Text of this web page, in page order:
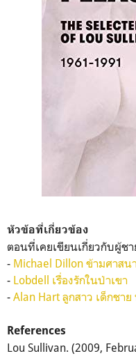
หัวข้อที่เกี่ยวข้อง
ตอนที่เคยเขียนเกี่ยวกับผู้ช
- Michael Dillon ข้ามศาสน
- Lobdell เรื่องรักในป่าเขา
- Alan Hart ลูกสาว เด็กชา
References
Lou Sullivan. (2009,